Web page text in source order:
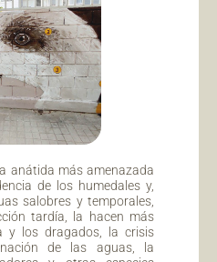
anátida más amenazada
de los humedales y,
salobres y temporales,
tardía, la hacen más
y los dragados, la crisis
de las aguas, la